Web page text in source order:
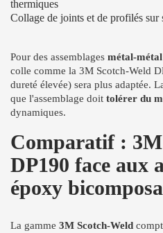
thermiques
Collage de joints et de profilés sur
Pour des assemblages métal-
colle comme la 3M Scotch-Weld
dureté élevée) sera plus adaptée.
que l'assemblage doit tolérer du
dynamiques.
Comparatif :
DP190 face aux
époxy
La gamme 3M Scotch-Weld